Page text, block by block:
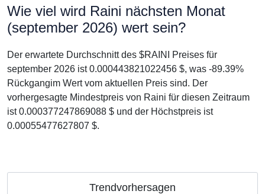
Wie viel wird Raini nächsten Monat
(september 2026) wert sein?
Der erwartete Durchschnitt des $RAINI Preises für
september 2026 ist 0.000443821022456 $, was -89.39%
Rückgangim Wert vom aktuellen Preis sind. Der
vorhergesagte Mindestpreis von Raini für diesen Zeitraum
ist 0.000377247869088 $ und der Höchstpreis ist
0.00055477627807 $.
Trendvorhersagen